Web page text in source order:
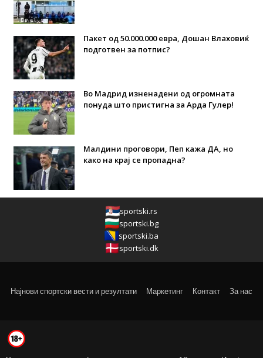
Пакет од 50.000.000 евра, Дошан Влаховиќ
подготвен за потпис?
Во Мадрид изненадени од огромната
понуда што пристигна за Арда Гулер!
Малдини проговори, Пеп кажа ДА, но
како на крај се пропадна?
sportski.rs
sportski.bg
sportski.ba
sportski.dk
Најнови спортски вести и резултати Маркетинг Контакт За нас